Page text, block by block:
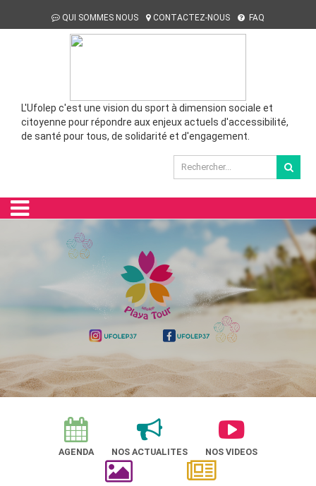
QUI SOMMES NOUS CONTACTEZ-NOUS FAQ
L'Ufolep c'est une vision du sport à dimension sociale et
citoyenne pour répondre aux enjeux actuels d'accessibilité,
de santé pour tous, de solidarité et d'engagement.
AGENDA NOS ACTUALITES NOS VIDEOS